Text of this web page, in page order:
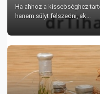
Ha ahhoz a kissebséghez
hanem súlyt felszedni, ak...